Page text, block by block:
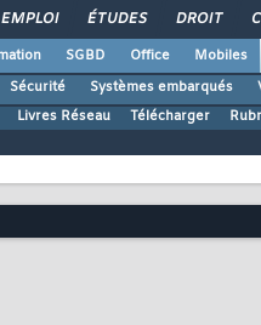
EMPLOI ÉTUDES DROIT
SGBD Office Mobiles
Sécurité Systèmes embarqués
Livres Réseau Télécharger